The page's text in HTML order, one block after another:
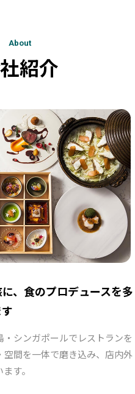
About
紹介
、食のプロデュースを多
シンガポールでレストランを
空間を一体で磨き込み、店内外
す。